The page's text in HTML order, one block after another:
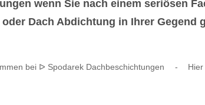
wenn Sie nach einem seriösen
Dach Abdichtung in Ihrer Gegend
bei ᐅ Spodarek Dachbeschichtungen -